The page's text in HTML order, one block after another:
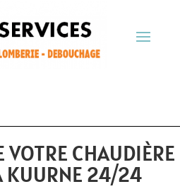
VOTRE CHAUDIÈRE
KUURNE 24/24